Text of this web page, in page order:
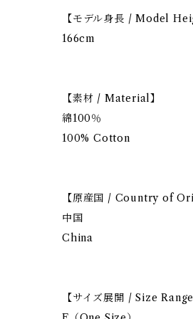
【モデル身長 / Model
166cm
【素材 / Material】
綿100％
100% Cotton
【原産国 / Country of
中国
China
【サイズ展開 / Size Range